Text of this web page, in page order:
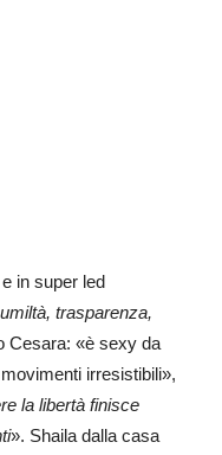
in super led
trasparenza,
Cesara: «è sexy da
irresistibili»,
la libertà finisce
». Shaila dalla casa